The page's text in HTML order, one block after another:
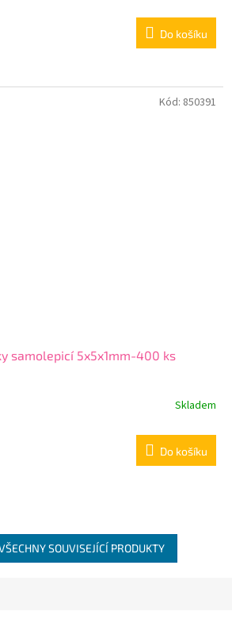
Do košíku
samolepicí 5x5x1mm-400 ks
Skladem
Do košíku
Kód: 850391
SOUVISEJÍCÍ PRODUKTY